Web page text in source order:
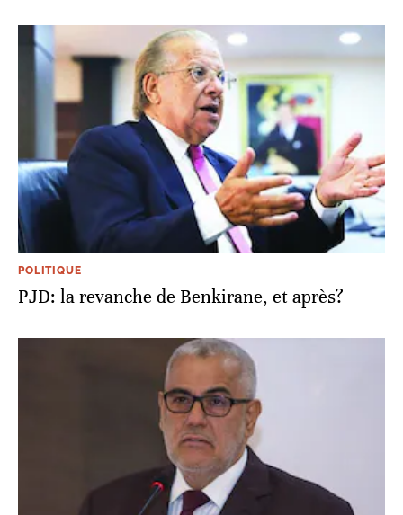
POLITIQUE
PJD: la revanche de Benkirane, et après?